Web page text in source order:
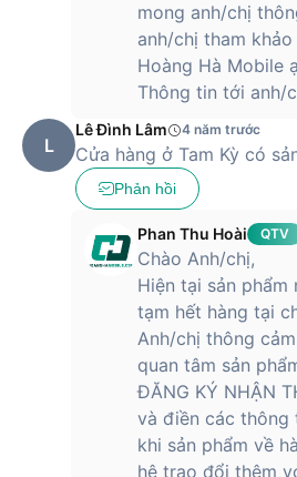
Hộp sạc của sản phẩm có hình tròn
gọn trong lòng bàn tay cũng như
Hộp sạc được làm đồng màu với
chọn các phiên bản đen và trắng
LG TONE Free HBS-FN4 là sản
mong anh/chị
anh/chị tham
Hoàng Hà Mobile
Thông tin tới anh/
L
Lê Đình Lâm 4 năm trước
Cửa hàng ở Tam Kỳ có
Phản hồi
Phan Thu Hoài QTV
Chào Anh/chị,
Hiện tại sản phẩm
tạm hết hàng tại
Anh/chị thông
quan tâm sản
ĐĂNG KÝ NHẬN
và điền các thông
khi sản phẩm về
hệ trao đổi thêm